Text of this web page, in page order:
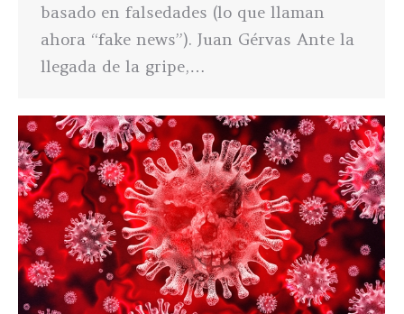
basado en falsedades (lo que llaman
ahora “fake news”). Juan Gérvas Ante la
llegada de la gripe,…